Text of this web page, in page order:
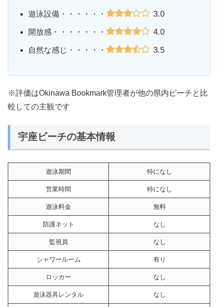
遊泳設備・・・・・・ 3.0
開放感・・・・・・・ 4.0
自然な感じ・・・・・ 3.5
※評価はOkinawa Bookmark管理者が他の県内ビーチと比
較しての主観です
宇座ビーチの基本情報
遊泳期間 特になし
営業時間 特になし
遊泳料金 無料
防護ネット なし
監視員 なし
シャワールーム 有り
ロッカー なし
遊泳器具レンタル なし